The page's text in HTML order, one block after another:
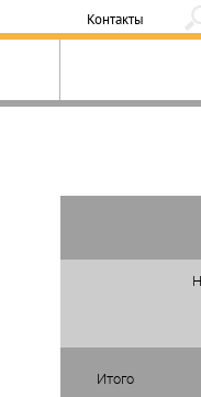
Контакты
Итого